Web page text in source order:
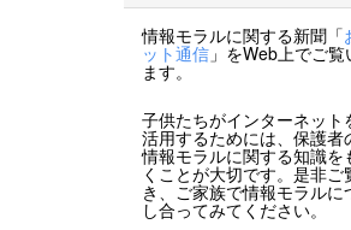
情報モラルに関する新聞「
ット通信 」をWeb上でご
ます。
子供たちがインターネット
活用するためには、保護者
情報モラルに関する知識を
くことが大切です。是非ご
き、ご家族で情報モラルに
し合ってみてください。